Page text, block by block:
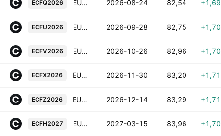
ECFQ2026 EUA Futures (Aug 2026) 2026-08-24 82,54
ECFU2026 EUA Futures (Sep 2026) 2026-09-28 82,75
ECFV2026 EUA Futures (Oct 2026) 2026-10-26 82,96
ECFX2026 EUA Futures (Nov 2026) 2026-11-30 83,20
ECFZ2026 EUA Futures (Dec 2026) 2026-12-14 83,29
ECFH2027 EUA Futures (Mar 2027) 2027-03-15 83,96